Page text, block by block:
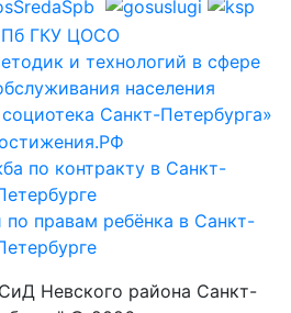
Невского района Санкт-